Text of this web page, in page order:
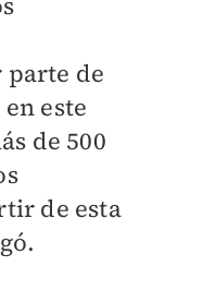
de
este
de 500
de esta